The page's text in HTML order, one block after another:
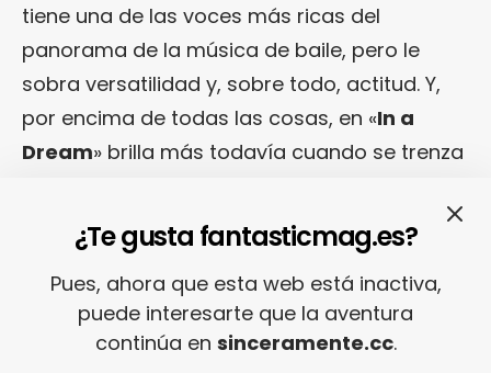
tiene una de las voces más ricas del
panorama de la música de baile, pero le
sobra versatilidad y, sobre todo, actitud. Y,
por encima de todas las cosas, en «In a
Dream» brilla más todavía cuando se trenza
específicamente en dos de los mejores
cortes del lote: las pletóricas « A Simple
Design» y «I’ve Waited For So Long «.
Puede, sin embargo, que «In a Dream»
¿Te gusta fantasticmag.es?
Pues, ahora que esta web está inactiva,
puede interesarte que la aventura
continúa en sinceramente.cc.